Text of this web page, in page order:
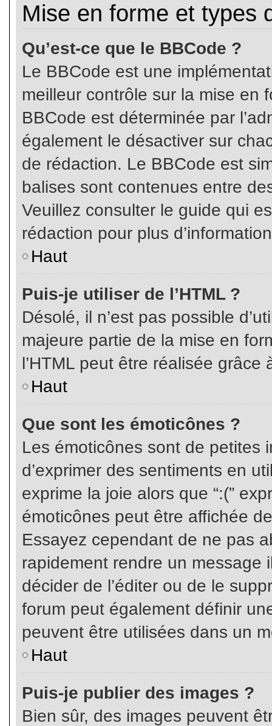
Mise en forme et types
Qu’est-ce que le BBCode ?
Le BBCode est une
meilleur contrôle sur la mise en
BBCode est déterminée par
également le désactiver sur
de rédaction. Le BBCode est
balises sont contenues entre
Veuillez consulter le guide qui
rédaction pour plus
Haut
Puis-je utiliser de l’HTML ?
Désolé, il n’est pas possible
majeure partie de la mise en
l’HTML peut être réalisée grâce
Haut
Que sont les émoticônes ?
Les émoticônes sont de petites
d’exprimer des sentiments en
exprime la joie alors que “:(”
émoticônes peut être affichée
Essayez cependant de ne pas
rapidement rendre un message
décider de l’éditer ou de le
forum peut également définir
peuvent être utilisées dans un
Haut
Puis-je publier des images ?
Bien sûr, des images peuvent